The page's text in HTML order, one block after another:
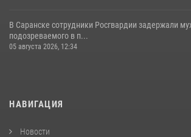
В Саранске сотрудники Росгвардии задержали
подозреваемого в п...
05 августа 2026, 12:34
НАВИГАЦИЯ
Новости